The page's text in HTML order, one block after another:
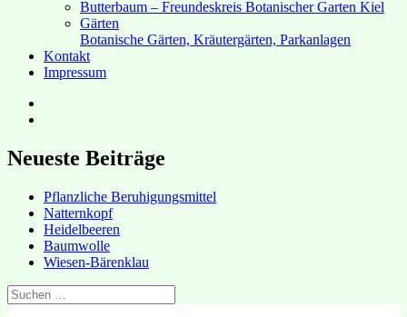
Butterbaum – Freundeskreis Botanischer Garten Kiel
Gärten
Botanische Gärten, Kräutergärten, Parkanlagen
Kontakt
Impressum
Instagram
Neueste Beiträge
Pflanzliche Beruhigungsmittel
Natternkopf
Heidelbeeren
Baumwolle
Wiesen-Bärenklau
Suchen
nach: